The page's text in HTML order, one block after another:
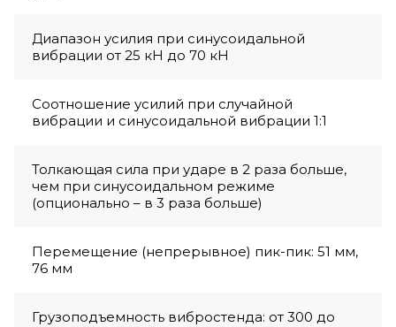
Диапазон усилия при синусоидальной
вибрации от 25 кН до 70 кН
Соотношение усилий при случайной
вибрации и синусоидальной вибрации 1:1
Толкающая сила при ударе в 2 раза больше,
чем при синусоидальном режиме
(опционально – в 3 раза больше)
Перемещение (непрерывное) пик-пик: 51 мм,
76 мм
Грузоподъемность вибростенда: от 300 до